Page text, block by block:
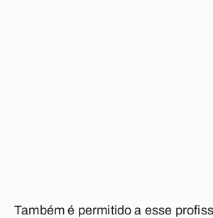
Também é permitido a esse